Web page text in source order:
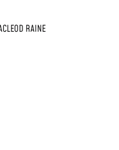
RAINE